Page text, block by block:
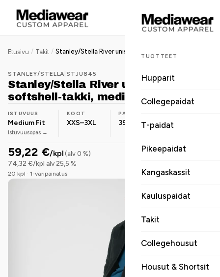
TUOTTEET
Hupparit
Collegepaidat
T-paidat
Pikeepaidat
Kangaskassit
Kauluspaidat
Takit
Collegehousut
Housut & Shortsit
Etusivu / Takit /
STANLEY/STELLA |STJU845
Stanley/Stella River unisex
softshell-takki, medium fit, 390 g
ISTUVUUS
Medium Fit
Istuvuusopas →
KOOT
XXS–3XL
PAINO
390 g/m² Polyesteri
59,22 €/kpl (alv 0 %)
74,32 €/kpl alv 25,5 %
20 kpl · 1-väripainatus